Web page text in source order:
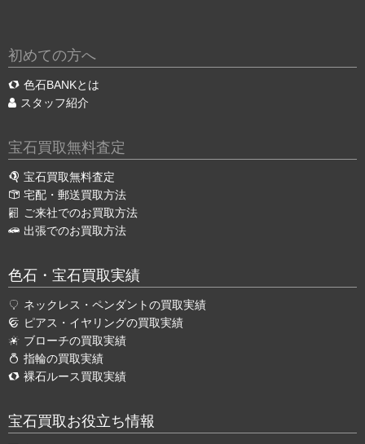
初めての方へ
色石BANKとは
スタッフ紹介
宝石買取無料査定
宝石買取無料査定
宅配・郵送買取方法
ご来社でのお買取方法
出張でのお買取方法
色石・宝石買取実績
ネックレス・ペンダントの買取実績
ピアス・イヤリングの買取実績
ブローチの買取実績
指輪の買取実績
裸石ルース買取実績
宝石買取お役立ち情報